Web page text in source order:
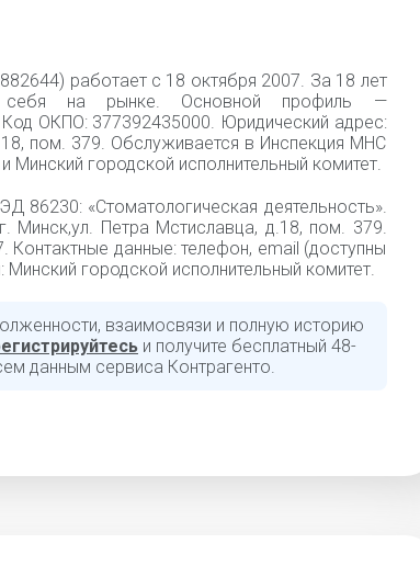
работает с 18 октября 2007. За 18 лет
себя на рынке. Основной профиль —
Код ОКПО: 377392435000. Юридический адрес:
пом. 379. Обслуживается в Инспекция МНС
городской исполнительный комитет.
86230: «Стоматологическая деятельность».
Минск,ул. Петра Мстиславца, д.18, пом. 379.
Контактные данные: телефон, email (доступны
Минский городской исполнительный комитет.
взаимосвязи и полную историю
и получите бесплатный 48-
данным сервиса Контрагенто.